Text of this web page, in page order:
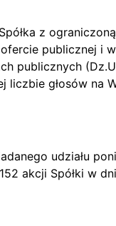
z
publicznej i
publicznych
głosów na
udziału
akcji Spółki w